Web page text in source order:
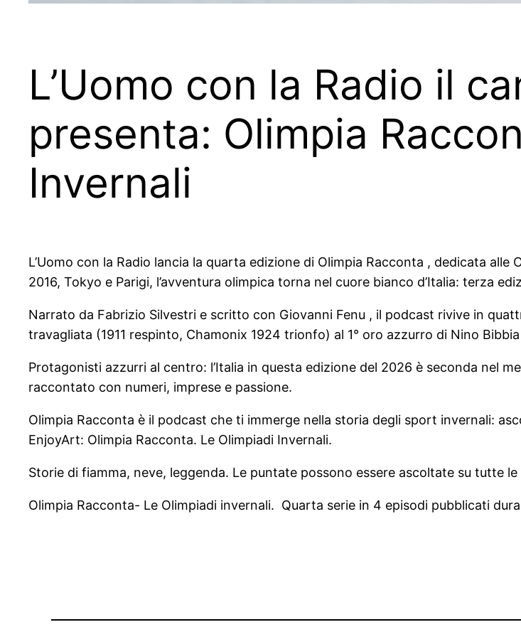
L’Uomo con la Radio il
presenta: Olimpia
Invernali
L’Uomo con la Radio lancia la quarta edizione di Olimpia Racconta , dedicata
2016, Tokyo e Parigi, l’avventura olimpica torna nel cuore bianco d’Italia: terza
Narrato da Fabrizio Silvestri e scritto con Giovanni Fenu , il podcast rivive in
travagliata (1911 respinto, Chamonix 1924 trionfo) al 1° oro azzurro di Nino
Protagonisti azzurri al centro: l’Italia in questa edizione del 2026 è seconda nel
raccontato con numeri, imprese e passione.
Olimpia Racconta è il podcast che ti immerge nella storia degli sport invernali:
EnjoyArt: Olimpia Racconta. Le Olimpiadi Invernali.
Storie di fiamma, neve, leggenda. Le puntate possono essere ascoltate su tutte
Olimpia Racconta- Le Olimpiadi invernali. Quarta serie in 4 episodi pubblicati